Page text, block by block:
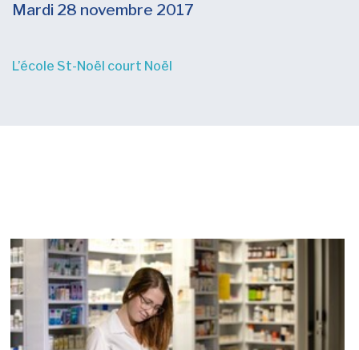
Mardi 28 novembre 2017
L’école St-Noël court Noël